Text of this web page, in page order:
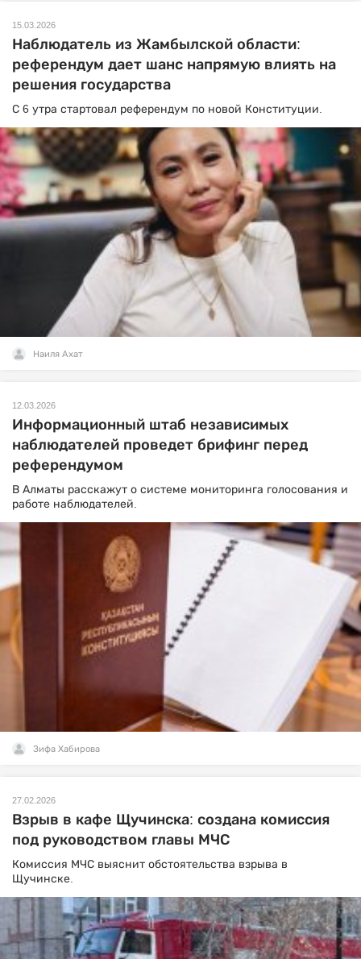
15.03.2026
Наблюдатель из Жамбылской области:
референдум дает шанс напрямую влиять на
решения государства
С 6 утра стартовал референдум по новой Конституции.
Наиля Ахат
12.03.2026
Информационный штаб независимых
наблюдателей проведет брифинг перед
референдумом
В Алматы расскажут о системе мониторинга голосования и
работе наблюдателей.
Зифа Хабирова
27.02.2026
Взрыв в кафе Щучинска: создана комиссия
под руководством главы МЧС
Комиссия МЧС выяснит обстоятельства взрыва в
Щучинске.